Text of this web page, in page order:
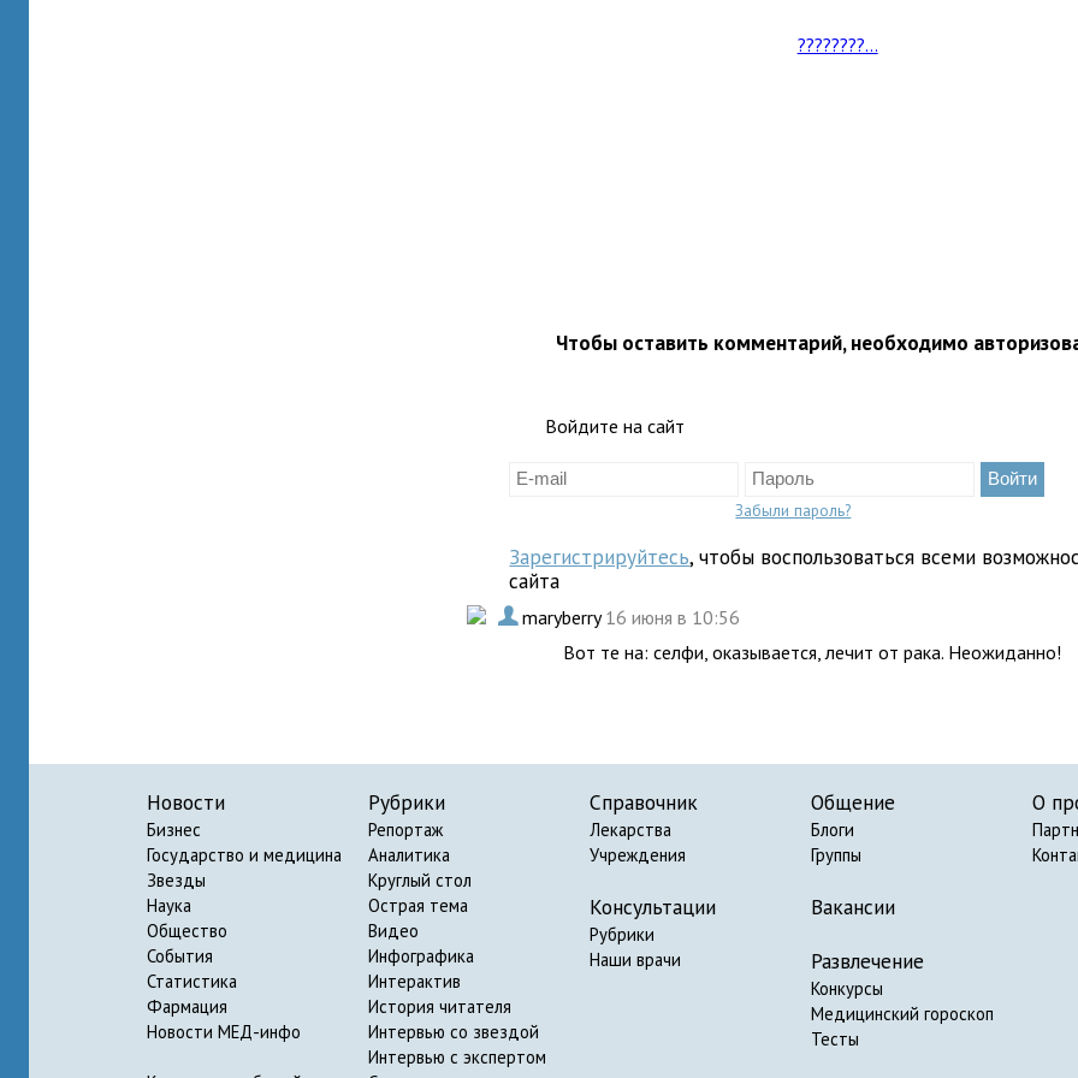
????????...
Чтобы оставить комментарий, необходимо
Войдите на сайт
Забыли пароль?
Зарегистрируйтесь, чтобы воспользоваться всеми
сайта
. maryberry16 июня в 10:56
Вот те на: селфи, оказывается, лечит от рака. Неожиданно!
Новости
Бизнес
Государство и медицина
Звезды
Наука
Общество
События
Статистика
Фармация
Новости МЕД-инфо
Рубрики
Репортаж
Аналитика
Круглый стол
Острая тема
Видео
Инфографика
Интерактив
История читателя
Интервью со звездой
Интервью с экспертом
Справочник
Лекарства
Учреждения
Консультации
Рубрики
Наши врачи
Общение
Блоги
Группы
Вакансии
Развлечение
Конкурсы
Медицинский гороскоп
Тесты
О